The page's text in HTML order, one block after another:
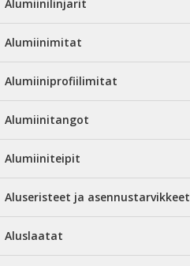
Alumiinilinjarit
Alumiinimitat
Alumiiniprofiilimitat
Alumiinitangot
Alumiiniteipit
Aluseristeet ja asennustarvikkeet
Aluslaatat